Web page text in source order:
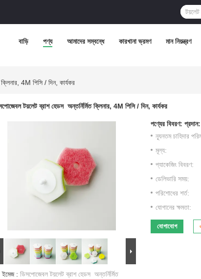
বাড়ি পণ্য আমাদের সম্বন্ধে কারখানা ভ্রমণ মান নিয়ন্ত্রণ
4M পিসি / দিন, কার্যকর
টয়লেট ব্রাশ হেডস ️ অন্তর্নির্মিত ক্লিনার, 4M পিসি / দিন, কার্যকর
ইমেজ : ডিসপোজেবল টয়লেট ব্রাশ হেডস ️ অন্তর্নির্মিত
পণ্যের বিবরণ: প্রদান:
ন্যূনতম চাহিদার
মূল্য:
প্যাকেজিং বিবরণ:
ডেলিভারি সময়:
পরিশোধের শর্ত:
যোগানের ক্ষমতা:
যোগাযোগ